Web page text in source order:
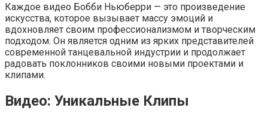
Каждое видео Бобби Ньюберри — это произведение
искусства, которое вызывает массу эмоций и
вдохновляет своим профессионализмом и творческим
подходом. Он является одним из ярких представителей
современной танцевальной индустрии и продолжает
радовать поклонников своими новыми проектами и
клипами.
Видео: Уникальные Клипы